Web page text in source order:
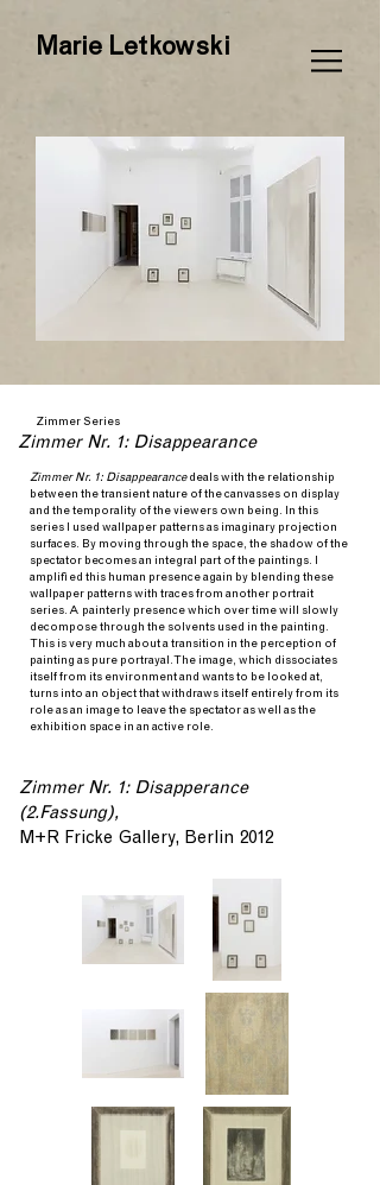
Marie Letkowski
Zimmer Series
Zimmer Nr. 1: Disappearance
Zimmer Nr. 1: Disapperance
(2.Fassung),
M+R Fricke Gallery, Berlin 2012
Zimmer Nr. 1: Disappearancedeals with the relationship
between the transient nature of the canvasses on display
and the temporality of the viewers own being. In this
series I used wallpaper patterns as imaginary projection
surfaces. By moving through the space, the shadow of the
spectator becomes an integral part of the paintings. I
amplified this human presence again by blending these
wallpaper patterns with traces from another portrait
series. A painterly presence which over time will slowly
decompose through the solvents used in the painting.
This is very much about a transition in the perception of
painting as pure portrayal. The image, which dissociates
itself from its environment and wants to be looked at,
turns into an object that withdraws itself entirely from its
role as an image to leave the spectator as well as the
exhibition space in an active role.